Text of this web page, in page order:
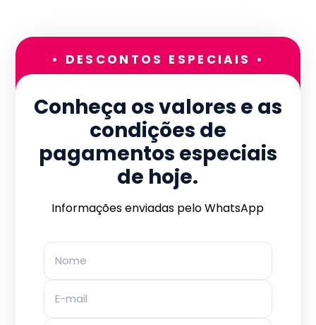
• DESCONTOS ESPECIAIS •
Conheça os valores e as
condições de
pagamentos especiais
de hoje.
Informações enviadas pelo WhatsApp